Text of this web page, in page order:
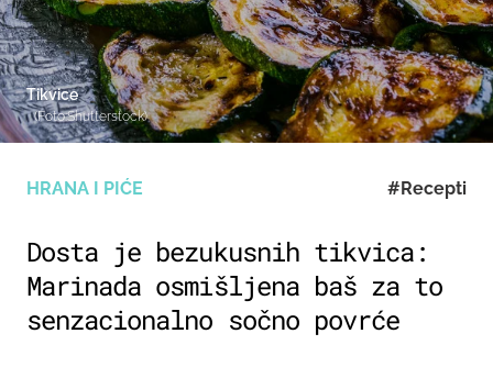
HRANA I PIĆE #Recepti
Dosta je bezukusnih tikvica:
Marinada osmišljena baš za to
senzacionalno sočno povrće
Tikvice
(Foto:Shutterstock)